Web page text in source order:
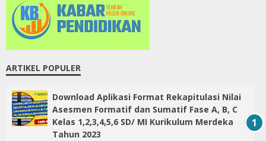
ARTIKEL POPULER
Download Aplikasi Format Rekapitulasi Nilai
Asesmen Formatif dan Sumatif Fase A, B, C
Kelas 1,2,3,4,5,6 SD/ MI Kurikulum Merdeka
Tahun 2023